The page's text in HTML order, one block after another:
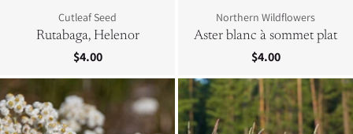
Cutleaf Seed
Rutabaga, Helenor
$4.00
Northern Wildflowers
Aster blanc à sommet plat
$4.00